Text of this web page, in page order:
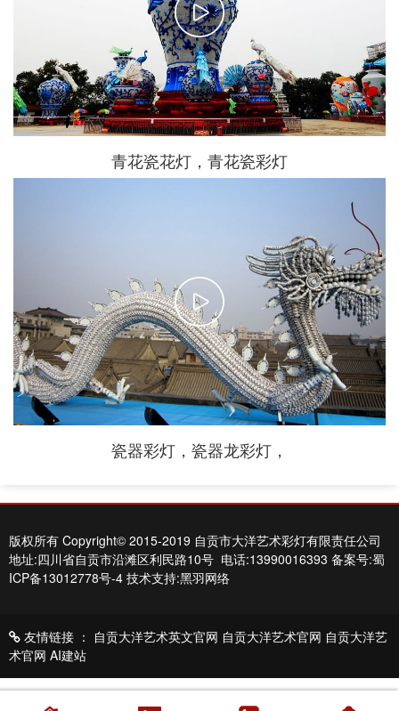
青花瓷花灯，青花瓷彩灯
瓷器彩灯，瓷器龙彩灯，
版权所有 Copyright© 2015-2019 自贡市大洋艺术彩灯有限责任公司
地址:四川省自贡市沿滩区利民路10号 电话:13990016393 备案号:蜀
ICP备13012778号-4 技术支持:黑羽网络
友情链接 ： 自贡大洋艺术英文官网 自贡大洋艺术官网 自贡大洋艺
术官网 AI建站
